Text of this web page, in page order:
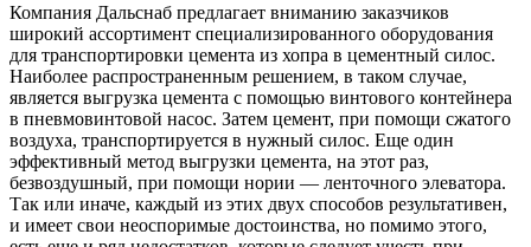
Компания Дальснаб предлагает вниманию заказчиков
широкий ассортимент специализированного оборудования
для транспортировки цемента из хопра в цементный силос.
Наиболее распространенным решением, в таком случае,
является выгрузка цемента с помощью винтового контейнера
в пневмовинтовой насос. Затем цемент, при помощи сжатого
воздуха, транспортируется в нужный силос. Еще один
эффективный метод выгрузки цемента, на этот раз,
безвоздушный, при помощи нории — ленточного элеватора.
Так или иначе, каждый из этих двух способов результативен,
и имеет свои неоспоримые достоинства, но помимо этого,